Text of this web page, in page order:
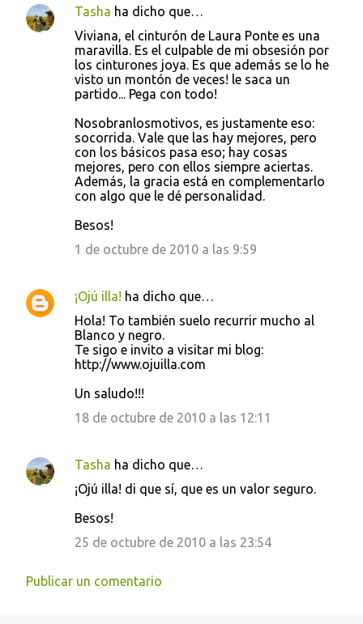
Tasha ha dicho que…
Viviana, el cinturón de Laura Ponte es una
maravilla. Es el culpable de mi obsesión por
los cinturones joya. Es que además se lo he
visto un montón de veces! le saca un
partido... Pega con todo!
Nosobranlosmotivos, es justamente eso:
socorrida. Vale que las hay mejores, pero
con los básicos pasa eso; hay cosas
mejores, pero con ellos siempre aciertas.
Además, la gracia está en complementarlo
con algo que le dé personalidad.
Besos!
1 de octubre de 2010 a las 9:59
¡Ojú illa! ha dicho que…
Hola! To también suelo recurrir mucho al
Blanco y negro.
Te sigo e invito a visitar mi blog:
http://www.ojuilla.com
Un saludo!!!
18 de octubre de 2010 a las 12:11
Tasha ha dicho que…
¡Ojú illa! di que sí, que es un valor seguro.
Besos!
25 de octubre de 2010 a las 23:54
Publicar un comentario